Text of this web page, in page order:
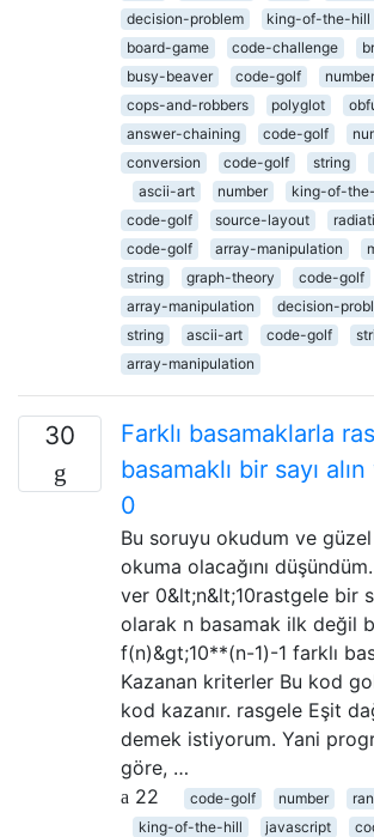
decision-problem
king-of-the-hill
board-game
code-challenge
busy-beaver
code-golf
number
cops-and-robbers
polyglot
answer-chaining
code-golf
conversion
code-golf string
ascii-art
number king-of-
code-golf
source-layout
code-golf
array-manipulation
string
graph-theory
code-golf
array-manipulation
decision-
string
ascii-art code-golf
array-manipulation
30
Farklı basamaklarla
basamaklı bir sayı
0
Bu soruyu okudum ve
okuma olacağını
ver 0&lt;n&lt;10rastgele bir
olarak n basamak ilk değil
f(n)&gt;10**(n-1)-1 farklı
Kazanan kriterler Bu kod
kod kazanır. rasgele Eşit
demek istiyorum. Yani
göre, …
22
code-golf number
king-of-the-hill
javascript